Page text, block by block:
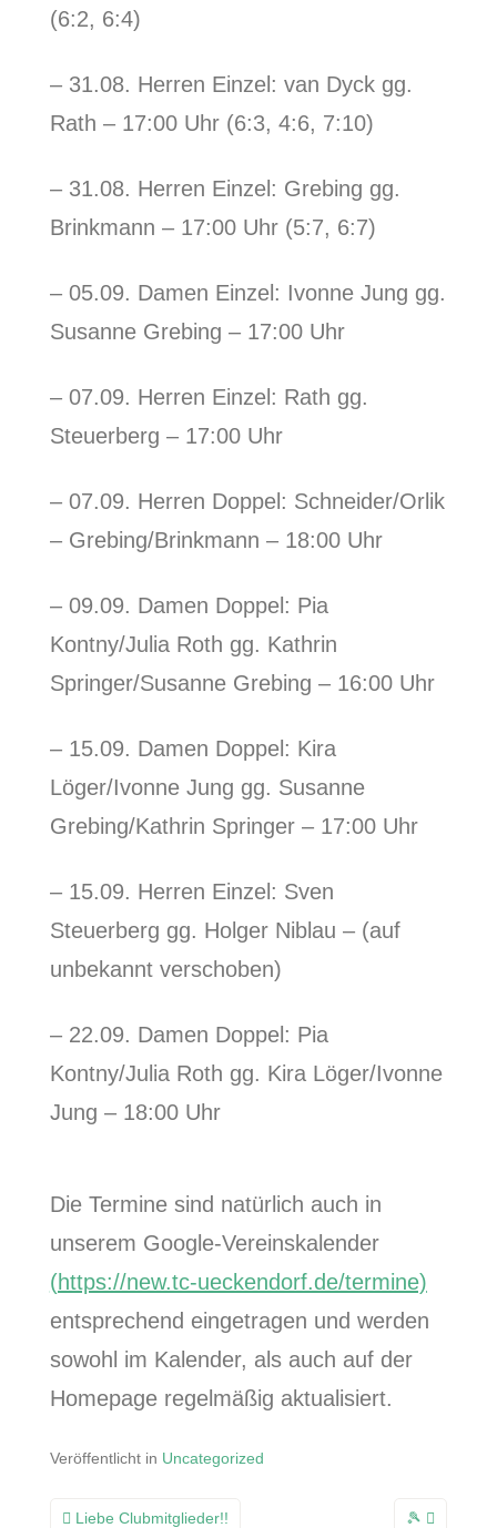
(6:2, 6:4)
– 31.08. Herren Einzel: van Dyck gg.
Rath – 17:00 Uhr (6:3, 4:6, 7:10)
– 31.08. Herren Einzel: Grebing gg.
Brinkmann – 17:00 Uhr (5:7, 6:7)
– 05.09. Damen Einzel: Ivonne Jung gg.
Susanne Grebing – 17:00 Uhr
– 07.09. Herren Einzel: Rath gg.
Steuerberg – 17:00 Uhr
– 07.09. Herren Doppel: Schneider/Orlik
– Grebing/Brinkmann – 18:00 Uhr
– 09.09. Damen Doppel: Pia
Kontny/Julia Roth gg. Kathrin
Springer/Susanne Grebing – 16:00 Uhr
– 15.09. Damen Doppel: Kira
Löger/Ivonne Jung gg. Susanne
Grebing/Kathrin Springer – 17:00 Uhr
– 15.09. Herren Einzel: Sven
Steuerberg gg. Holger Niblau – (auf
unbekannt verschoben)
– 22.09. Damen Doppel: Pia
Kontny/Julia Roth gg. Kira Löger/Ivonne
Jung – 18:00 Uhr
Die Termine sind natürlich auch in
unserem Google-Vereinskalender
(https://new.tc-ueckendorf.de/termine)
entsprechend eingetragen und werden
sowohl im Kalender, als auch auf der
Homepage regelmäßig aktualisiert.
Veröffentlicht in Uncategorized
Beitragsnavigation
Liebe Clubmitglieder!! 🎾